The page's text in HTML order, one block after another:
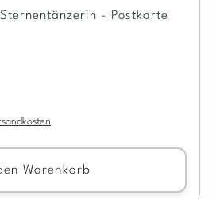
- Postkarte
Warenkorb